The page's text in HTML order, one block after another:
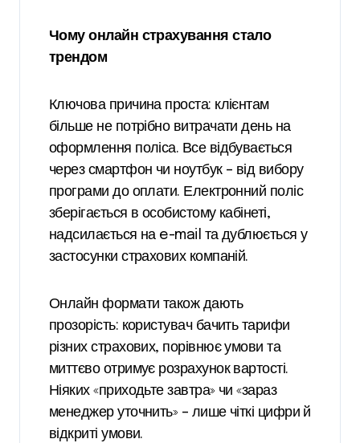
Чому онлайн страхування стало
трендом
Ключова причина проста: клієнтам
більше не потрібно витрачати день на
оформлення поліса. Все відбувається
через смартфон чи ноутбук – від вибору
програми до оплати. Електронний поліс
зберігається в особистому кабінеті,
надсилається на e-mail та дублюється у
застосунки страхових компаній.
Онлайн формати також дають
прозорість: користувач бачить тарифи
різних страхових, порівнює умови та
миттєво отримує розрахунок вартості.
Ніяких «приходьте завтра» чи «зараз
менеджер уточнить» – лише чіткі цифри й
відкриті умови.